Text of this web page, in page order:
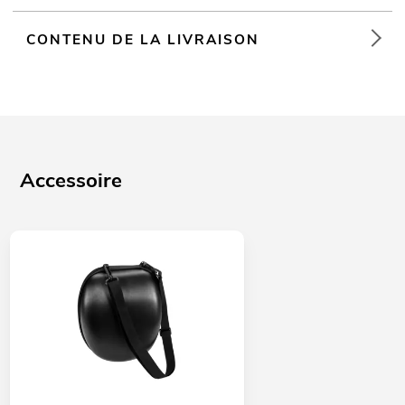
CONTENU DE LA LIVRAISON
Accessoire